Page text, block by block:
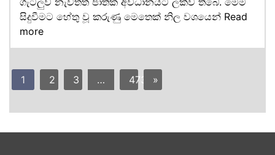
සිදුවීමට හේතු වූ කරුණු මෙතෙක් නිල වශයෙන් Read
more
1 2 3 … 473 »